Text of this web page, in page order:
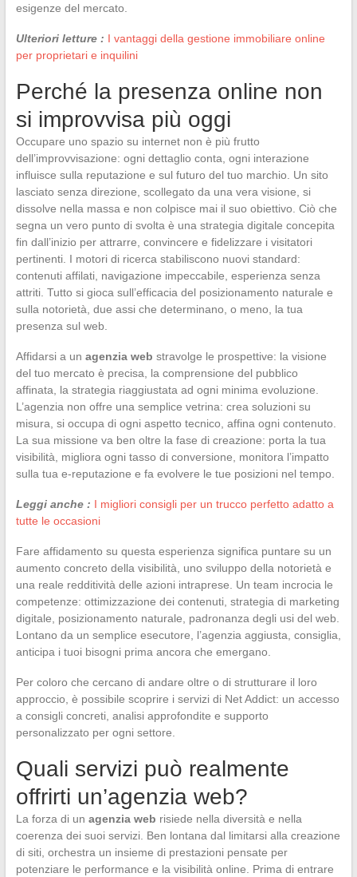
esigenze del mercato.
Ulteriori letture : I vantaggi della gestione immobiliare online
per proprietari e inquilini
Perché la presenza online non
si improvvisa più oggi
Occupare uno spazio su internet non è più frutto
dell’improvvisazione: ogni dettaglio conta, ogni interazione
influisce sulla reputazione e sul futuro del tuo marchio. Un sito
lasciato senza direzione, scollegato da una vera visione, si
dissolve nella massa e non colpisce mai il suo obiettivo. Ciò che
segna un vero punto di svolta è una strategia digitale concepita
fin dall’inizio per attrarre, convincere e fidelizzare i visitatori
pertinenti. I motori di ricerca stabiliscono nuovi standard:
contenuti affilati, navigazione impeccabile, esperienza senza
attriti. Tutto si gioca sull’efficacia del posizionamento naturale e
sulla notorietà, due assi che determinano, o meno, la tua
presenza sul web.
Affidarsi a un agenzia web stravolge le prospettive: la visione
del tuo mercato è precisa, la comprensione del pubblico
affinata, la strategia riaggiustata ad ogni minima evoluzione.
L’agenzia non offre una semplice vetrina: crea soluzioni su
misura, si occupa di ogni aspetto tecnico, affina ogni contenuto.
La sua missione va ben oltre la fase di creazione: porta la tua
visibilità, migliora ogni tasso di conversione, monitora l’impatto
sulla tua e-reputazione e fa evolvere le tue posizioni nel tempo.
Leggi anche : I migliori consigli per un trucco perfetto adatto a
tutte le occasioni
Fare affidamento su questa esperienza significa puntare su un
aumento concreto della visibilità, uno sviluppo della notorietà e
una reale redditività delle azioni intraprese. Un team incrocia le
competenze: ottimizzazione dei contenuti, strategia di marketing
digitale, posizionamento naturale, padronanza degli usi del web.
Lontano da un semplice esecutore, l’agenzia aggiusta, consiglia,
anticipa i tuoi bisogni prima ancora che emergano.
Per coloro che cercano di andare oltre o di strutturare il loro
approccio, è possibile scoprire i servizi di Net Addict: un accesso
a consigli concreti, analisi approfondite e supporto
personalizzato per ogni settore.
Quali servizi può realmente
offrirti un’agenzia web?
La forza di un agenzia web risiede nella diversità e nella
coerenza dei suoi servizi. Ben lontana dal limitarsi alla creazione
di siti, orchestra un insieme di prestazioni pensate per
potenziare le performance e la visibilità online. Prima di entrare